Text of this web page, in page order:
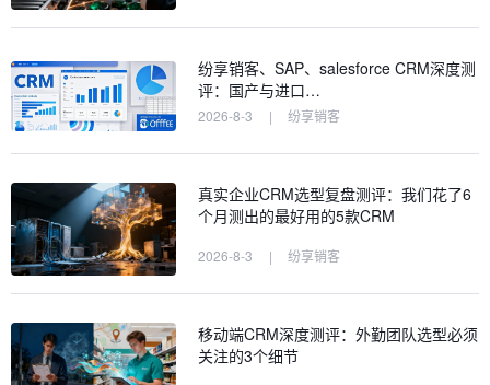
纷享销客、SAP、salesforce CRM深度测
评：国产与进口…
2026-8-3 | 纷享销客
真实企业CRM选型复盘测评：我们花了6
个月测出的最好用的5款CRM
2026-8-3 | 纷享销客
移动端CRM深度测评：外勤团队选型必须
关注的3个细节